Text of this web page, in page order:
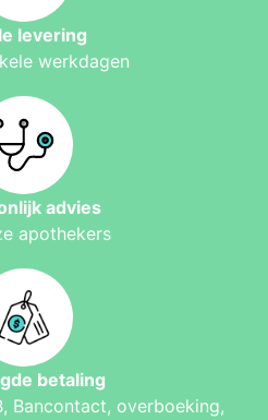
levering
werkdagen
advies
apothekers
betaling
Bancontact, overboeking,